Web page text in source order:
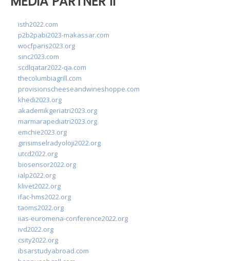
isth2022.com
p2b2pabi2023-makassar.com
wocfparis2023.org
sinc2023.com
scdlqatar2022-qa.com
thecolumbiagrill.com
provisionscheeseandwineshoppe.com
khedi2023.org
akademikgeriatri2023.org
marmarapediatri2023.org
emchie2023.org
girisimselradyoloji2022.org
utcd2022.org
biosensor2022.org
ialp2022.org
klivet2022.org
ifac-hms2022.org
taoms2022.org
iias-euromena-conference2022.org
ivd2022.org
csity2022.org
ibsarstudyabroad.com